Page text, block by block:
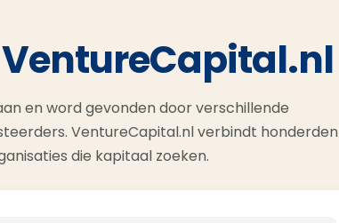
en word gevonden door verschillende
VentureCapital.nl verbindt honderden
die kapitaal zoeken.